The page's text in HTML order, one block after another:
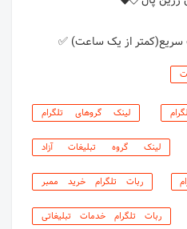
سریع(کمتر از یک ساعت) ✅
لینک گروهای تلگرام
لینک گروه تبلیغات آزاد
ربات تلگرام خرید ممبر
ربات تلگرام خدمات تبلیغاتی